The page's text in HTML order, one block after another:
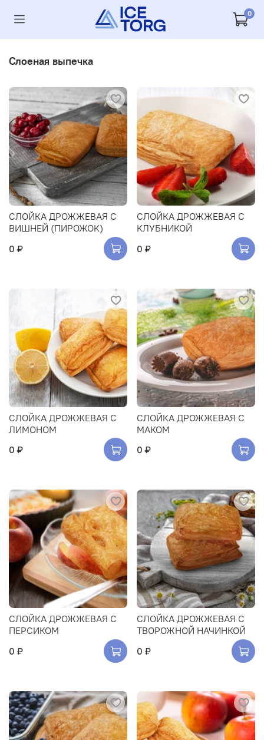
0
Слоеная выпечка
СЛОЙКА ДРОЖЖЕВАЯ С
ВИШНЕЙ (ПИРОЖОК)
0 ₽
СЛОЙКА ДРОЖЖЕВАЯ С
КЛУБНИКОЙ
0 ₽
СЛОЙКА ДРОЖЖЕВАЯ С
ЛИМОНОМ
0 ₽
СЛОЙКА ДРОЖЖЕВАЯ С
МАКОМ
0 ₽
СЛОЙКА ДРОЖЖЕВАЯ С
ПЕРСИКОМ
0 ₽
СЛОЙКА ДРОЖЖЕВАЯ С
ТВОРОЖНОЙ НАЧИНКОЙ
0 ₽